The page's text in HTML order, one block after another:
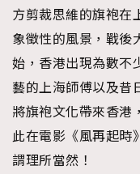
方剪裁思維的旗袍在
象徵性的風景，戰後
始，香港出現為數不
藝的上海師傅以及昔
將旗袍文化帶來香港
此在電影《風再起時
謂理所當然！